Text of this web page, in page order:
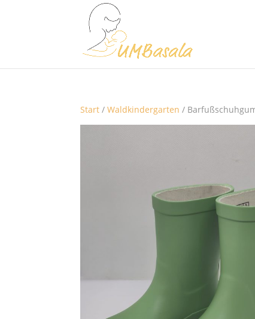
Start /Waldkindergarten /